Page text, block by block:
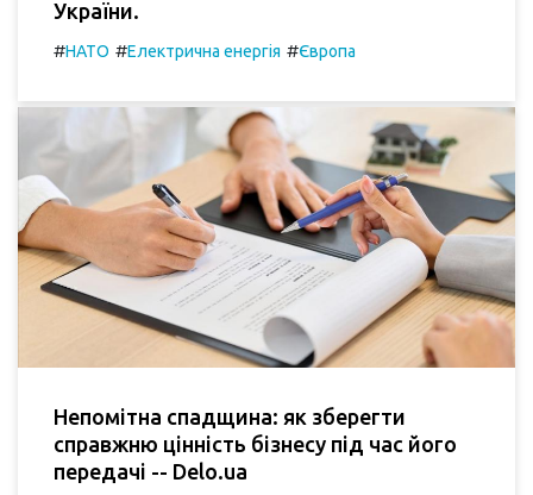
України.
#НАТО #Електрична енергія #Європа
Непомітна спадщина: як зберегти
справжню цінність бізнесу під час його
передачі -- Delo.ua